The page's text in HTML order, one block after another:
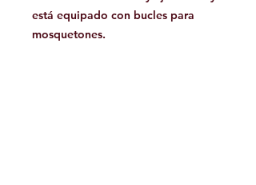
está equipado con bucles para
mosquetones.